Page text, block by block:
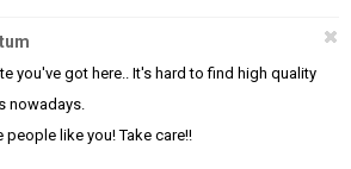
you've got here.. It's hard to find high quality
nowadays.
people like you! Take care!!